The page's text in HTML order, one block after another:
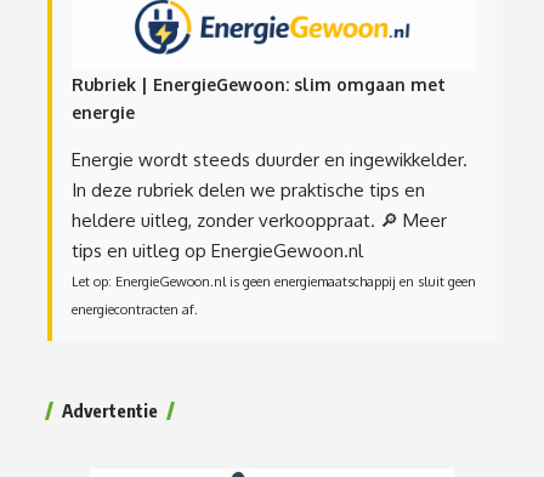
Rubriek | EnergieGewoon: slim omgaan met
energie
Energie wordt steeds duurder en ingewikkelder.
In deze rubriek delen we praktische tips en
heldere uitleg, zonder verkooppraat. 🔎 Meer
tips en uitleg op EnergieGewoon.nl
Let op: EnergieGewoon.nl is geen energiemaatschappij en sluit geen
energiecontracten af.
Advertentie